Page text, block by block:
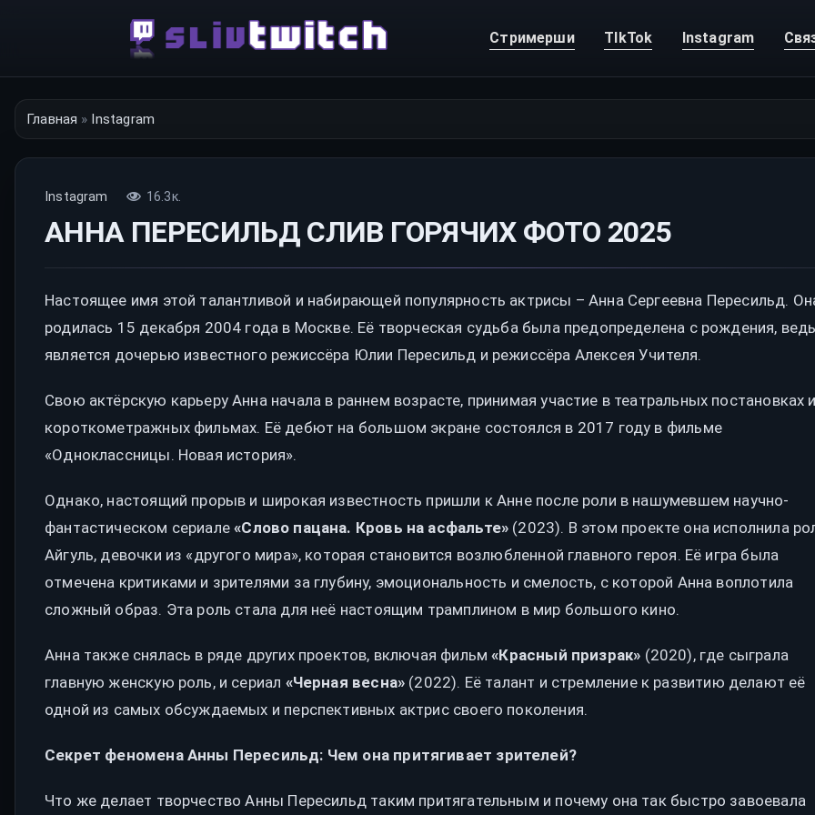
Стримерши TIkTok Instagram
Главная » Instagram
Instagram 16.3к.
АННА ПЕРЕСИЛЬД СЛИВ ГОРЯЧИХ ФОТО 2025
Настоящее имя этой талантливой и набирающей популярность актрисы – Анна Сергеевна Пересильд.
родилась 15 декабря 2004 года в Москве. Её творческая судьба была предопределена с рождения,
является дочерью известного режиссёра Юлии Пересильд и режиссёра Алексея Учителя.
Свою актёрскую карьеру Анна начала в раннем возрасте, принимая участие в театральных постановках
короткометражных фильмах. Её дебют на большом экране состоялся в 2017 году в фильме
«Одноклассницы. Новая история».
Однако, настоящий прорыв и широкая известность пришли к Анне после роли в нашумевшем научно-
фантастическом сериале«Слово пацана. Кровь на асфальте» (2023). В этом проекте она исполнила
Айгуль, девочки из «другого мира», которая становится возлюбленной главного героя. Её игра была
отмечена критиками и зрителями за глубину, эмоциональность и смелость, с которой Анна воплотила
сложный образ. Эта роль стала для неё настоящим трамплином в мир большого кино.
Анна также снялась в ряде других проектов, включая фильм«Красный призрак» (2020), где сыграла
главную женскую роль, и сериал «Черная весна» (2022). Её талант и стремление к развитию делают её
одной из самых обсуждаемых и перспективных актрис своего поколения.
Секрет феномена Анны Пересильд: Чем она притягивает зрителей?
Что же делает творчество Анны Пересильд таким притягательным и почему она так быстро завоевала